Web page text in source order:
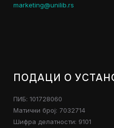
marketing@unilib.rs
ПОДАЦИ О
ПИБ: 101728060
Матични број: 7032714
Шифра делатности: 9101